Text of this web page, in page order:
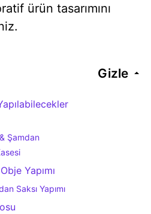
ürün tasarımını
Gizle
Şamdan
Yapımı
Saksı Yapımı